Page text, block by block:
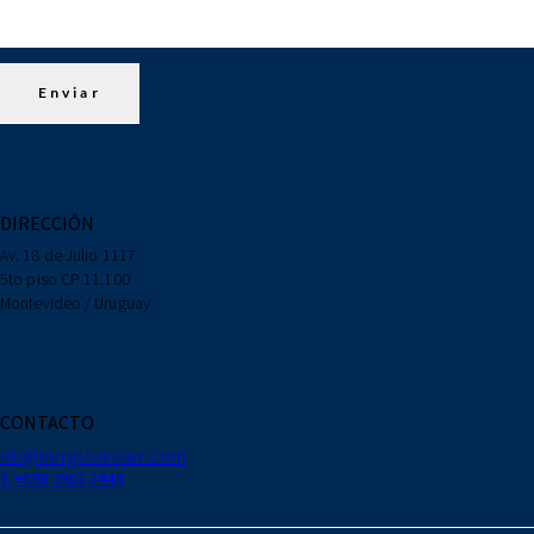
DIRECCIÓN
Av. 18 de Julio 1117
5to piso CP 11.100
Montevideo / Uruguay
CONTACTO
eb@bergsteinlaw.com
T. +598 2901 2448